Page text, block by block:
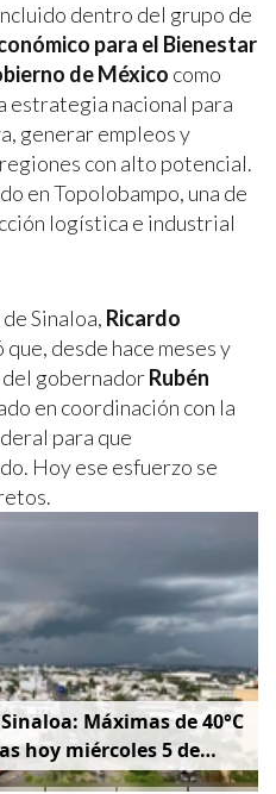
dentro del grupo de
para el Bienestar
de México como
estrategia nacional para
generar empleos y
con alto potencial.
en Topolobampo, una de
logística e industrial
Sinaloa, Ricardo
que, desde hace meses y
gobernadorRubén
en coordinación con la
para que
Hoy ese esfuerzo se
Máximas de 40°C
hoy miércoles 5 de